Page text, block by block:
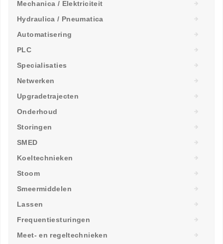
Mechanica / Elektriciteit
Hydraulica / Pneumatica
Automatisering
PLC
Specialisaties
Netwerken
Upgradetrajecten
Onderhoud
Storingen
SMED
Koeltechnieken
Stoom
Smeermiddelen
Lassen
Frequentiesturingen
Meet- en regeltechnieken